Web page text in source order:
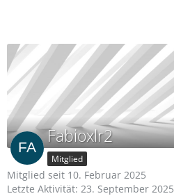
Fabioxlr2
Mitglied
Mitglied seit 10. Februar 2025
Letzte Aktivität: 23. September 2025